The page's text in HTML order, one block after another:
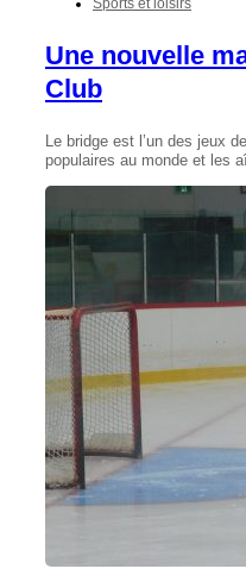
Une nouvelle
Club
Le bridge est l’un des jeux
populaires au monde et les